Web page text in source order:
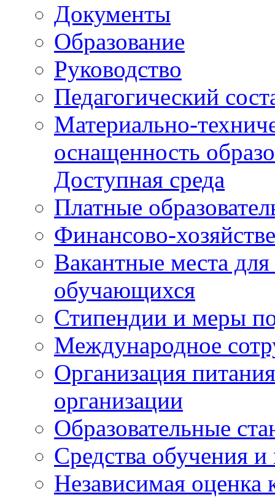
Документы
Образование
Руководство
Педагогический
Материально-
оснащенность
Доступная среда
Платные
Финансово-
Вакантные места
обучающихся
Стипендии и меры
Международное
Организация
организации
Образовательные
Средства обучения и
Независимая оценка